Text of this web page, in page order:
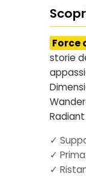
Force
storie
✓
✓
✓